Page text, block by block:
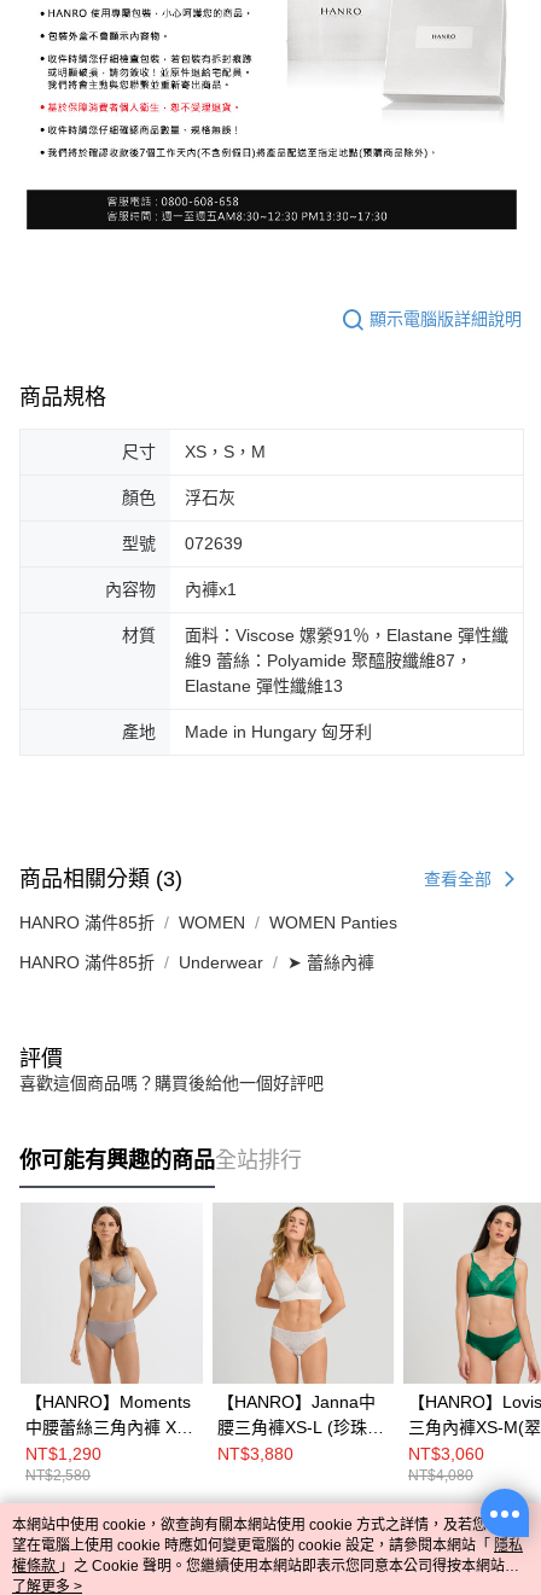
顯示電腦版詳細說明
商品規格
尺寸 XS，S，M
顏色 浮石灰
型號 072639
內容物 內褲x1
材質
面料：Viscose 嫘縈91％，Elastane 彈性纖
維9 蕾絲：Polyamide 聚醯胺纖維87，
Elastane 彈性纖維13
產地 Made in Hungary 匈牙利
商品相關分類 (3) 查看全部
HANRO 滿件85折 WOMEN WOMEN Panties
HANRO 滿件85折 Underwear ➤ 蕾絲內褲
評價
喜歡這個商品嗎？購買後給他一個好評吧
你可能有興趣的商品全站排行
【HANRO】Moments
中腰蕾絲三角內褲 XS-
L (經典灰)
NT$1,290
NT$2,580
【HANRO】Janna中
腰三角褲XS-L (珍珠
灰)
NT$3,880
【HANRO】
三角內褲XS-M(
NT$3,060
NT$4,080
熱門標籤
本網站中使用 cookie，欲查詢有關本網站使用 cookie 方式之詳情，及若您不希
望在電腦上使用 cookie 時應如何變更電腦的 cookie 設定，請參閱本網站「 隱私
權條款 」之 Cookie 聲明。您繼續使用本網站即表示您同意本公司得按本網站使
用條款之 Cookie 聲明使用 cookie。
了解更多 >